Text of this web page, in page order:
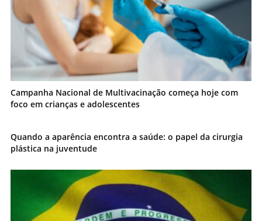
Campanha Nacional de Multivacinação começa hoje com
foco em crianças e adolescentes
Quando a aparência encontra a saúde: o papel da cirurgia
plástica na juventude